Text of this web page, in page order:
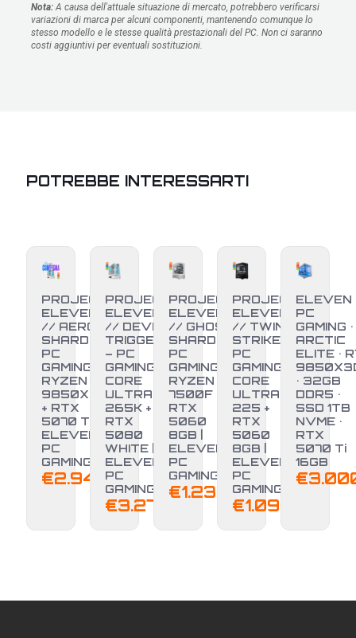
Nota: A causa dell'attuale situazione di mercato, potrebbero verificarsi
variazioni di marca per alcuni componenti, mantenendo comunque lo
stesso modello e le stesse qualità prestazionali del PC. Non ci saranno
costi aggiuntivi per eventuali sostituzioni.
POTREBBE INTERESSARTI
PROJECT
ELEVEN
// AERO
SHARD –
PC
GAMING
RYZEN 7
9850X3D
+ RTX
5070 TI |
ELEVEN
PC
GAMING
€2.949,00
PROJECT
ELEVEN
// DEVIL
TRIGGER
– PC
GAMING
CORE
ULTRA 7
265K +
RTX
5080
WHITE |
ELEVEN
PC
GAMING
€3.279,00
PROJECT
ELEVEN
// GHOST
SHARD –
PC
GAMING
RYZEN 5
7500F +
RTX
5060
8GB |
ELEVEN
PC
GAMING
€1.239,00
PROJECT
ELEVEN
// TWIN
STRIKE –
PC
GAMING
CORE
ULTRA 5
225 +
RTX
5060
8GB |
ELEVEN
PC
GAMING
€1.099,00
ELEVEN
PC
GAMING •
ARCTIC
ELITE •
• 32GB
DDR5 •
SSD 1TB
NVME •
RTX
5070 Ti
16GB
€